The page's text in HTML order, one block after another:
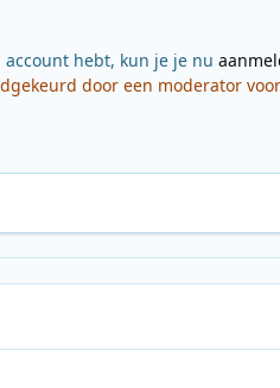
hebt, kun je je nu
door een moderator